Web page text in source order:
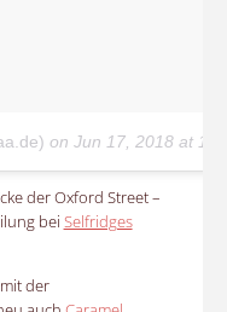
on Jun 17, 2018 at
der Oxford Street –
bei Selfridges
der